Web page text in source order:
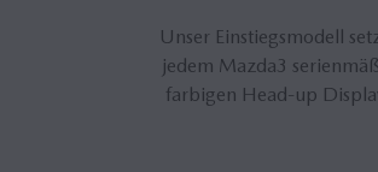
Unser Einstiegsmodell
jedem Mazda3
farbigen Head-up